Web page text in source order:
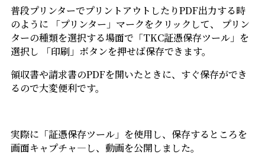
普段プリンターでプリントアウトしたりPDF出力する時
のように 「プリンター」マークをクリックして、 プリン
ターの種類を選択する場面で「TKC証憑保存ツール」を
選択し 「印刷」ボタンを押せば保存できます。
領収書や請求書のPDFを開いたときに、すぐ保存ができ
るので大変便利です。
実際に「証憑保存ツール」を使用し、保存するところを
画面キャプチャ―し、動画を公開しました。